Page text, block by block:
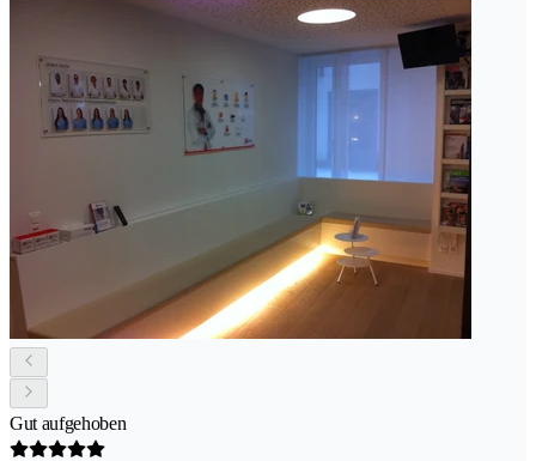
Gut aufgehoben